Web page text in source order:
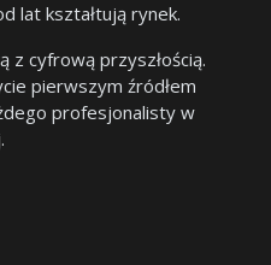
lat kształtują rynek.
z cyfrową przyszłością.
pierwszym źródłem
profesjonalisty w